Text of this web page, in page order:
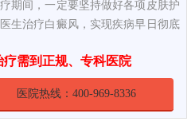
期间，一定要坚持做好各项皮肤护
生治疗白癜风，实现疾病早日彻底
疗需到正规、专科医院
医院热线：400-969-8336